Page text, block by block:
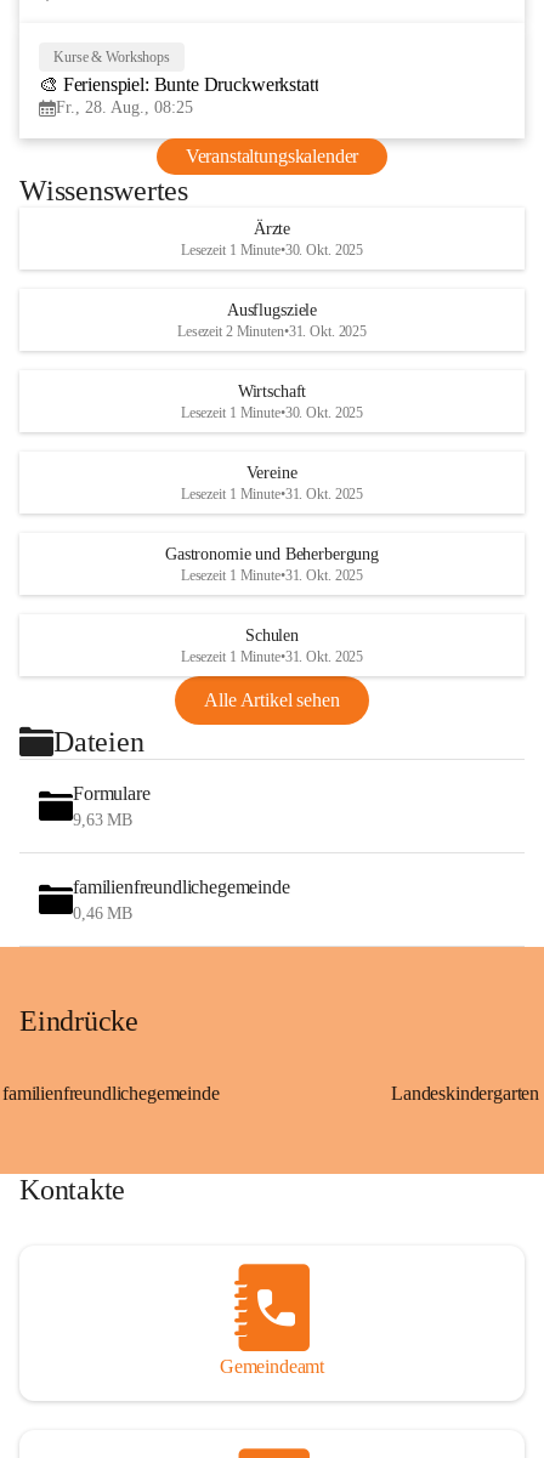
Kurse & Workshops
🎨 Ferienspiel: Bunte Druckwerkstatt
Fr., 28. Aug., 08:25
Veranstaltungskalender
Wissenswertes
Ärzte
Lesezeit 1 Minute•30. Okt. 2025
Ausflugsziele
Lesezeit 2 Minuten•31. Okt. 2025
Wirtschaft
Lesezeit 1 Minute•30. Okt. 2025
Vereine
Lesezeit 1 Minute•31. Okt. 2025
Gastronomie und Beherbergung
Lesezeit 1 Minute•31. Okt. 2025
Schulen
Lesezeit 1 Minute•31. Okt. 2025
Alle Artikel sehen
Dateien
Formulare
9,63 MB
familienfreundlichegemeinde
0,46 MB
Eindrücke
familienfreundlichegemeinde
Kontakte
Gemeindeamt